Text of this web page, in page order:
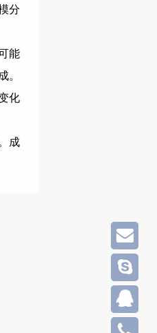
分
能
。
化
成